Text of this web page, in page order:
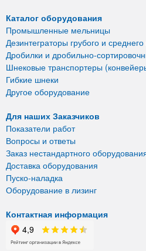
Каталог оборудования
Промышленные мельницы
Дезинтеграторы грубого и
Дробилки и дробильно-
Шнековые транспортеры
Гибкие шнеки
Другое оборудование
Для наших Заказчиков
Показатели работ
Вопросы и ответы
Заказ нестандартного
Доставка оборудования
Пуско-наладка
Оборудование в лизинг
Контактная информация